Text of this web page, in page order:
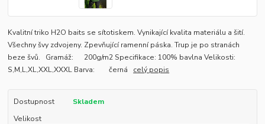
Kvalitní triko H2O baits se sítotiskem. Vynikající kvalita materiálu a šití.
Všechny švy zdvojeny. Zpevňující ramenní páska. Trup je po stranách
beze švů. Gramáž: 200g/m2 Specifikace: 100% bavlna Velikosti:
S,M,L,XL,XXL,XXXL Barva: černá celý popis
Dostupnost
Skladem
Velikost